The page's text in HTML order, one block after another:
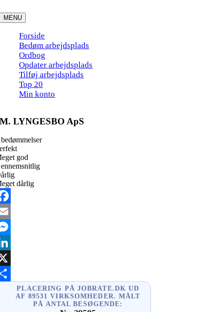
to
content
MENU
Forside
Bedøm arbejdsplads
Ordbog
Opdater arbejdsplads
Tilføj arbejdsplads
Top 20
Min konto
M. LYNGESBO ApS
god
dårlig
PLACERING PÅ JOBRATE.DK UD
AF 89531 VIRKSOMHEDER. MÅLT
PÅ ANTAL BESØGENDE: